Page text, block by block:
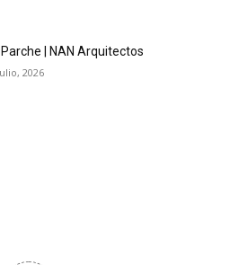
| NAN Arquitectos
2026